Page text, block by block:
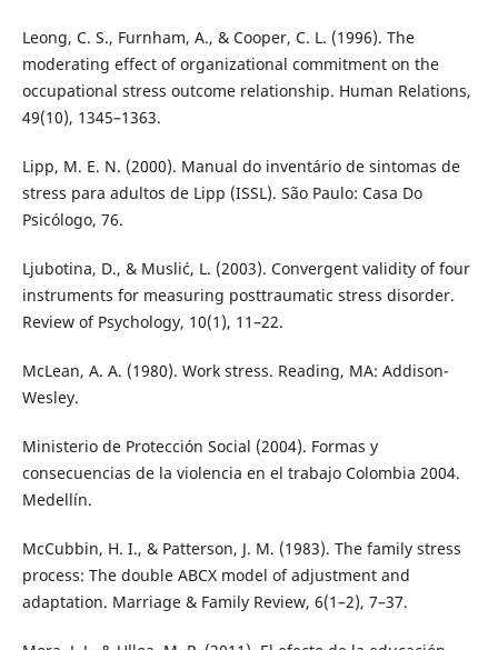
Leong, C. S., Furnham, A., & Cooper, C. L. (1996). The
moderating effect of organizational commitment on the
occupational stress outcome relationship. Human Relations,
49(10), 1345–1363.
Lipp, M. E. N. (2000). Manual do inventário de sintomas de
stress para adultos de Lipp (ISSL). São Paulo: Casa Do
Psicólogo, 76.
Ljubotina, D., & Muslić, L. (2003). Convergent validity of four
instruments for measuring posttraumatic stress disorder.
Review of Psychology, 10(1), 11–22.
McLean, A. A. (1980). Work stress. Reading, MA: Addison-
Wesley.
Ministerio de Protección Social (2004). Formas y
consecuencias de la violencia en el trabajo Colombia 2004.
Medellín.
McCubbin, H. I., & Patterson, J. M. (1983). The family stress
process: The double ABCX model of adjustment and
adaptation. Marriage & Family Review, 6(1–2), 7–37.